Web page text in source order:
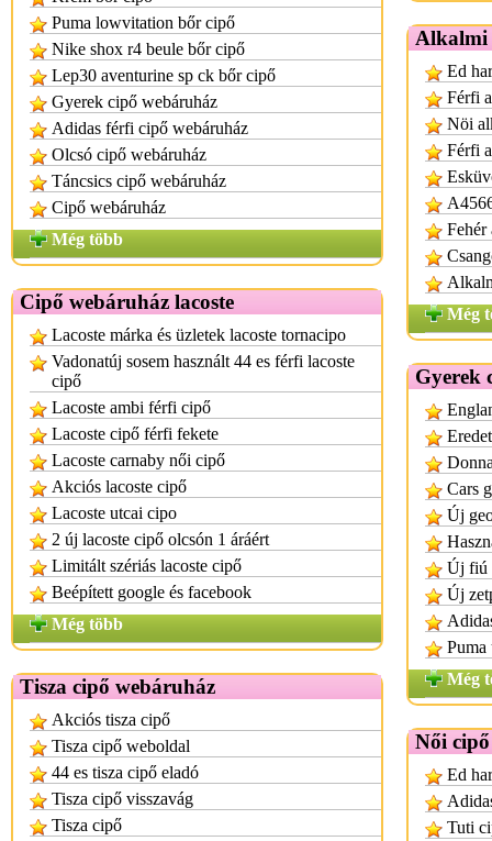
Puma lowvitation bőr cipő
Nike shox r4 beule bőr cipő
Lep30 aventurine sp ck bőr cipő
Gyerek cipő webáruház
Adidas férfi cipő webáruház
Olcsó cipő webáruház
Táncsics cipő webáruház
Cipő webáruház
Még több
Cipő webáruház lacoste
Lacoste márka és üzletek lacoste tornacipo
Vadonatúj sosem használt 44 es férfi lacoste
cipő
Lacoste ambi férfi cipő
Lacoste cipő férfi fekete
Lacoste carnaby női cipő
Akciós lacoste cipő
Lacoste utcai cipo
2 új lacoste cipő olcsón 1 áráért
Limitált szériás lacoste cipő
Beépített google és facebook
Még több
Tisza cipő webáruház
Akciós tisza cipő
Tisza cipő weboldal
44 es tisza cipő eladó
Tisza cipő visszavág
Tisza cipő
Alkalmi
Ed
Férfi
Nöi
Férfi
Még
Gyerek
Cars
Új
Új fiú
Új
Még
Női
Ed
Tuti